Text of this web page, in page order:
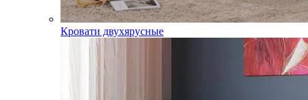
Кровати двухярусные